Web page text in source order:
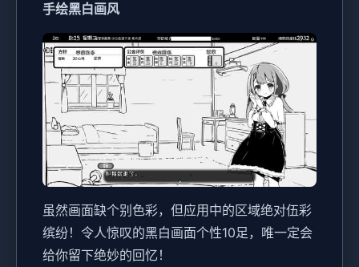
手绘黑白画风
虽然画面缺个别色彩，但应用中的区域绝对伍彩
缤纷！令人惊叹的黑白画面个性10足，唯一定会
给你留下绝妙的回忆！